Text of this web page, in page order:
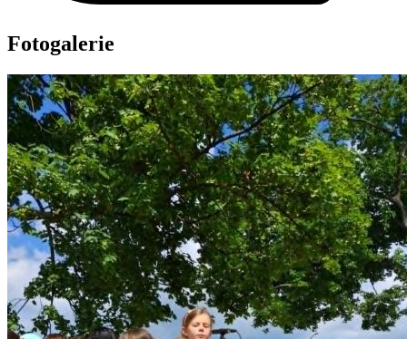
Fotogalerie